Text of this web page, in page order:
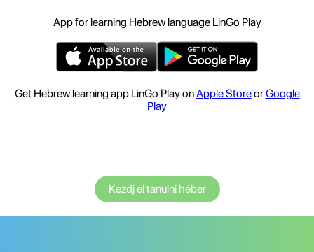
App for learning Hebrew language LinGo Play
Get Hebrew learning app LinGo Play onApple StoreorGoogle
Play
Kezdj el tanulni héber